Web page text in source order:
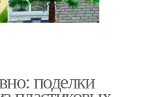
поделки